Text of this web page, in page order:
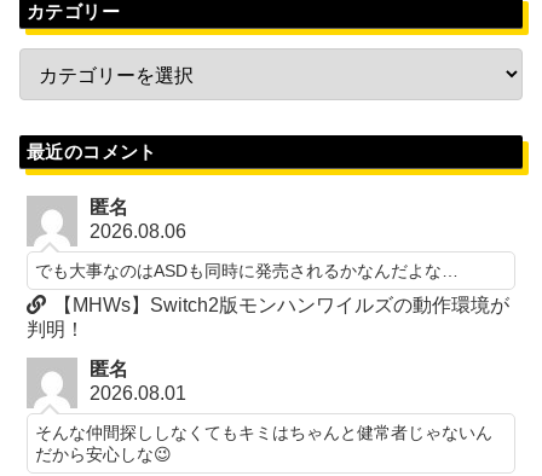
カテゴリー
最近のコメント
匿名
2026.08.06
でも大事なのはASDも同時に発売されるかなんだよな…
【MHWs】Switch2版モンハンワイルズの動作環境が
判明！
匿名
2026.08.01
そんな仲間探ししなくてもキミはちゃんと健常者じゃないん
だから安心しな😉